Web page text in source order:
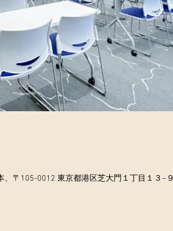
〒105-0012 東京都港区芝大門１丁目１３−